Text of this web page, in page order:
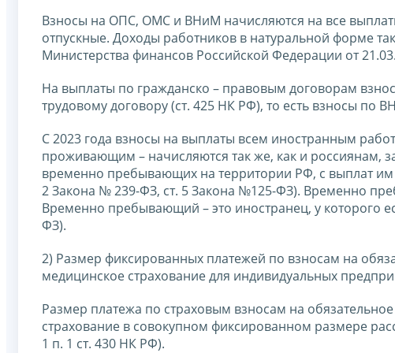
Взносы на ОПС, ОМС и ВНиМ начисляются на все
отпускные. Доходы работников в натуральной форме
Министерства финансов Российской Федерации от
На выплаты по гражданско – правовым договорам
трудовому договору (ст. 425 НК РФ), то есть взносы по
С 2023 года взносы на выплаты всем иностранным
проживающим – начисляются так же, как и россиянам,
временно пребывающих на территории РФ, с выплат им
2 Закона № 239-ФЗ, ст. 5 Закона №125-ФЗ). Временно
Временно пребывающий – это иностранец, у которого
ФЗ).
2) Размер фиксированных платежей по взносам на
медицинское страхование для индивидуальных
Размер платежа по страховым взносам на
страхование в совокупном фиксированном размере
1 п. 1 ст. 430 НК РФ).